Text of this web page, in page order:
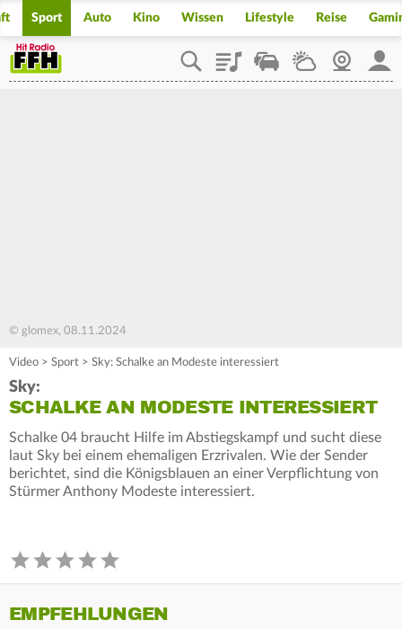
Sport Auto Kino Wissen Lifestyle Reise
PlaylistStaupilotWetterWebcam
© glomex, 08.11.2024
Video > Sport > Sky: Schalke an Modeste interessiert
Sky:
SCHALKE AN MODESTE INTERESSIERT
Schalke 04 braucht Hilfe im Abstiegskampf und sucht diese
laut Sky bei einem ehemaligen Erzrivalen. Wie der Sender
berichtet, sind die Königsblauen an einer Verpflichtung von
Stürmer Anthony Modeste interessiert.
EMPFEHLUNGEN